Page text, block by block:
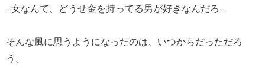
−女なんて、どうせ金を持ってる男が好きなんだろ−
そんな風に思うようになったのは、いつからだっただろ
う。